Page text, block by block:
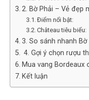
2. Bờ Phải – Vẻ đẹp
Điểm nổi bật:
Château tiêu biểu:
3. So sánh nhanh
4. Gợi ý chọn rượu
Mua vang Bordeaux
Kết luận